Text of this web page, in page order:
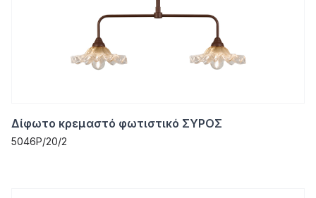
Δίφωτο κρεμαστό φωτιστικό ΣΥΡΟΣ
5046P/20/2